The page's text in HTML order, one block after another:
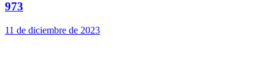
973
11 de diciembre de 2023